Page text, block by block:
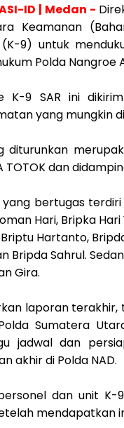
ID | Medan -
Keamanan
9) untuk
Polda Nangroe
K-9 SAR ini
yang mungkin
diturunkan
TOTOK dan
yang bertugas
Hari, Bripka
Hartanto,
Bripda Sahrul.
Gira.
laporan
Sumatera
jadwal dan
akhir di Polda NAD.
dan unit
mendapatkan